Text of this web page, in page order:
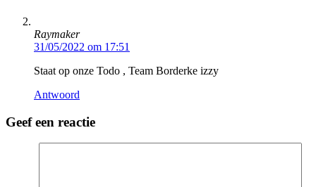
Raymaker
31/05/2022 om 17:51
Staat op onze Todo , Team Borderke izzy
Antwoord
Geef een reactie